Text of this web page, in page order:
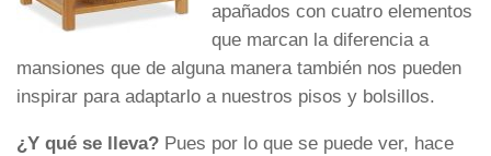
apañados con cuatro elementos
que marcan la diferencia a
mansiones que de alguna manera también nos pueden
inspirar para adaptarlo a nuestros pisos y bolsillos.
¿Y qué se lleva? Pues por lo que se puede ver, hace